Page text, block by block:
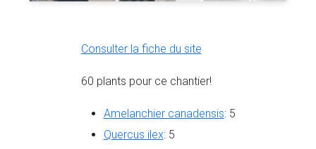
Consulter la fiche du site
60 plants pour ce chantier!
Amelanchier canadensis: 5
Quercus ilex: 5